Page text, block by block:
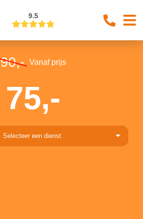
9.5
90,- Vanaf prijs
75,-
Selecteer een dienst